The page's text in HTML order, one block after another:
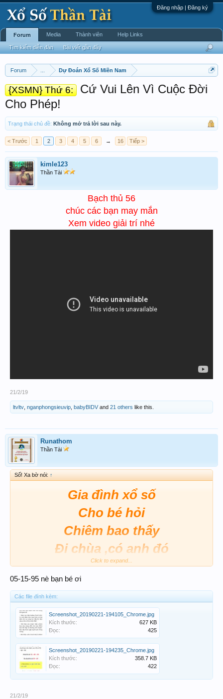
Đăng nhập | Đăng ký
Forum Dự Đoán Xổ Số Miền Nam
{XSMN} Thứ 6:
Cứ Vui Lên Vì Cuộc Đời
Cho Phép!
Trạng thái chủ đề: Không mở trả lời sau này.
< Trước 1 2 3 4 5 6 → 16 Tiếp >
kimle123
Thần Tài
Bạch thủ 56
chúc các bạn may mắn
Xem video giải trí nhé
21/2/19
ltvltv nganphongsieuvip babyBIDV and 21 others like this.
Runathom
Thần Tài
Số! Xa bờ nói: ↑
Gia đình xổ số
Cho bé hỏi
Chiêm bao thấy
Đi chùa ,có anh đó
Đang làm công quả
Chặt buồng chuối xứ trái to
lắm
Chia cho mới người mấy nải
Trong đó có cho bé nữa
Số mấy và điềm gì
Xin giải dùm ạ.
Click to expand...
05-15-95 nè bạn bé ơi
Các file đính kèm:
Screenshot_20190221-194105_Chrome.jpg
Kích thước:
627 KB
Đọc:
425
Screenshot_20190221-194235_Chrome.jpg
Kích thước:
358.7 KB
Đọc:
422
21/2/19
Forum
Tìm kiếm diễn đàn Bài viết gần đây
Media Thành viên Help Links